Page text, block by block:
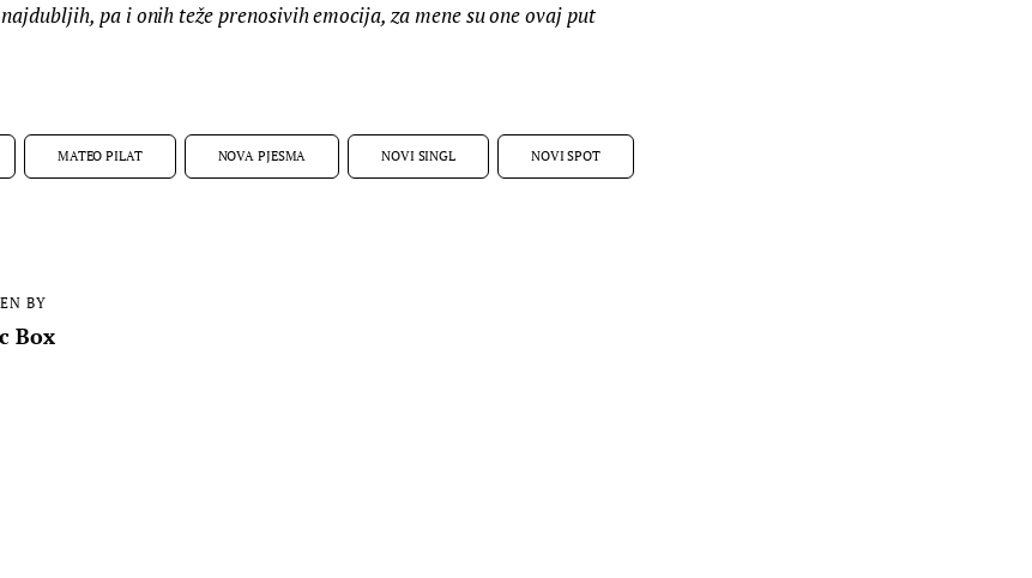
pa i onih teže prenosivih emocija, za mene su one ovaj put
MATEO PILAT NOVA PJESMA NOVI SINGL NOVI SPOT
BY
Box